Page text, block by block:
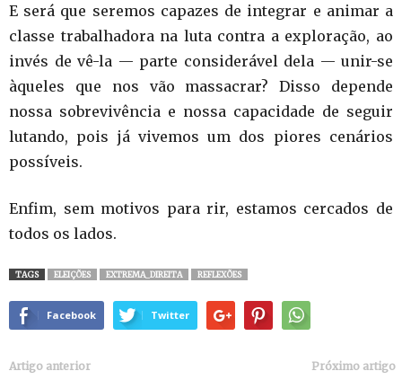
E será que seremos capazes de integrar e animar a
classe trabalhadora na luta contra a exploração, ao
invés de vê-la — parte considerável dela — unir-se
àqueles que nos vão massacrar? Disso depende
nossa sobrevivência e nossa capacidade de seguir
lutando, pois já vivemos um dos piores cenários
possíveis.
Enfim, sem motivos para rir, estamos cercados de
todos os lados.
TAGS ELEIÇÕES EXTREMA_DIREITA REFLEXÕES
Facebook Twitter
Artigo anterior Próximo artigo